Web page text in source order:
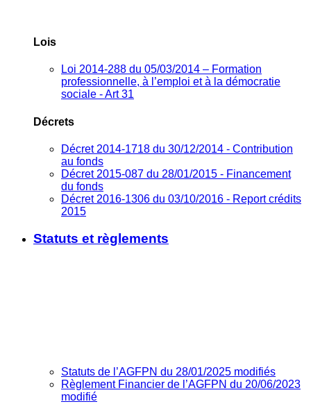
Lois
Loi 2014-288 du 05/03/2014 – Formation
professionnelle, à l’emploi et à la démocratie
sociale - Art 31
Décrets
Décret 2014-1718 du 30/12/2014 - Contribution
au fonds
Décret 2015-087 du 28/01/2015 - Financement
du fonds
Décret 2016-1306 du 03/10/2016 - Report crédits
2015
Statuts et règlements
Statuts de l’AGFPN du 28/01/2025 modifiés
Règlement Financier de l’AGFPN du 20/06/2023
modifié